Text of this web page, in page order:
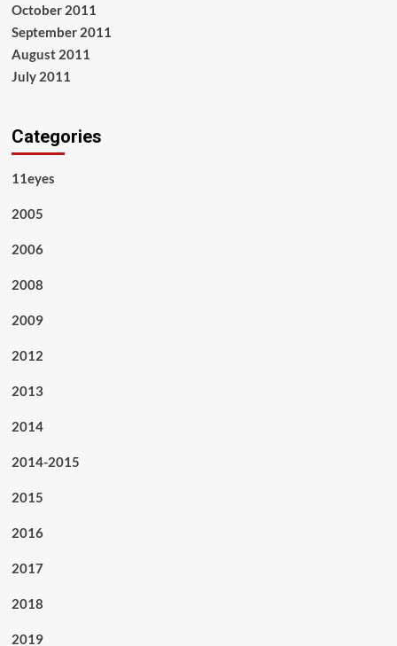
October 2011
September 2011
August 2011
July 2011
Categories
11eyes
2005
2006
2008
2009
2012
2013
2014
2014-2015
2015
2016
2017
2018
2019